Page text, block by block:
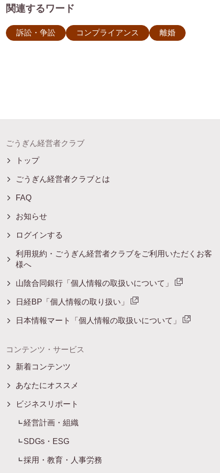
関連するワード
訴訟・争訟 コンプライアンス 離婚
ごうぎん経営者クラブ
トップ
ごうぎん経営者クラブとは
FAQ
お知らせ
ログインする
利用規約・ごうぎん経営者クラブをご利用いただくお客
様へ
山陰合同銀行「個人情報の取扱いについて」
日経BP「個人情報の取り扱い」
日本情報マート「個人情報の取扱いについて」
コンテンツ・サービス
新着コンテンツ
あなたにオススメ
ビジネスリポート
経営計画・組織
SDGs・ESG
採用・教育・人事労務